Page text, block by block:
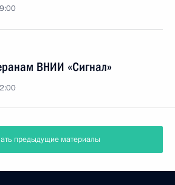
ВНИИ «Сигнал»
предыдущие материалы